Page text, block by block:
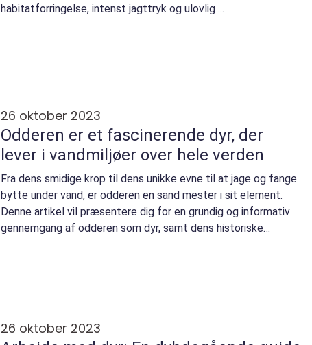
habitatforringelse, intenst jagttryk og ulovlig ...
26 oktober 2023
Odderen er et fascinerende dyr, der
lever i vandmiljøer over hele verden
Fra dens smidige krop til dens unikke evne til at jage og fange
bytte under vand, er odderen en sand mester i sit element.
Denne artikel vil præsentere dig for en grundig og informativ
gennemgang af odderen som dyr, samt dens historiske
26 oktober 2023